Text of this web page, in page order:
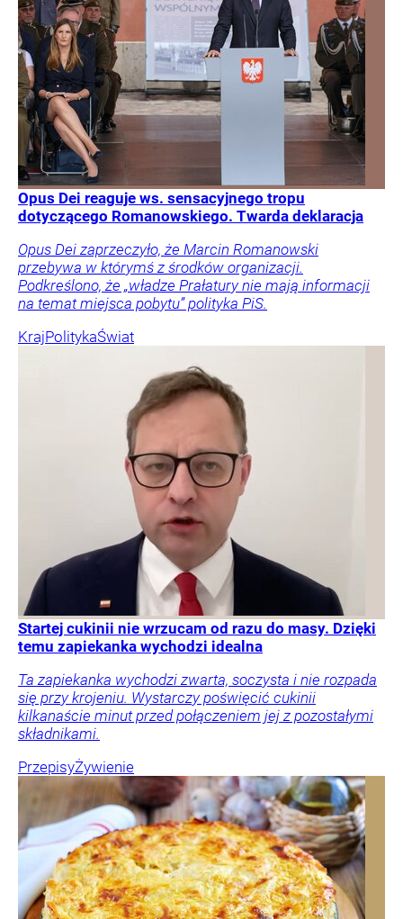
Opus Dei reaguje ws. sensacyjnego tropu
dotyczącego Romanowskiego. Twarda deklaracja
Opus Dei zaprzeczyło, że Marcin Romanowski
przebywa w którymś z środków organizacji.
Podkreślono, że „władze Prałatury nie mają informacji
na temat miejsca pobytu” polityka PiS.
KrajPolitykaŚwiat
Startej cukinii nie wrzucam od razu do masy. Dzięki
temu zapiekanka wychodzi idealna
Ta zapiekanka wychodzi zwarta, soczysta i nie rozpada
się przy krojeniu. Wystarczy poświęcić cukinii
kilkanaście minut przed połączeniem jej z pozostałymi
składnikami.
PrzepisyŻywienie